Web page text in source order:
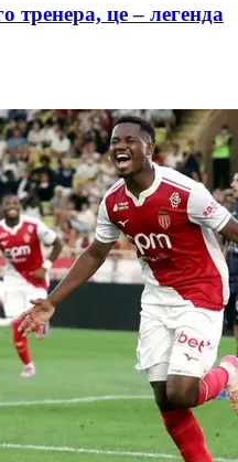
тренера, це – легенда